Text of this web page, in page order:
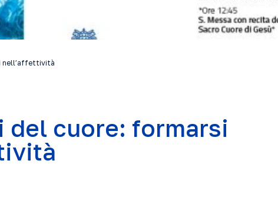
nell’affettività
del cuore: formarsi